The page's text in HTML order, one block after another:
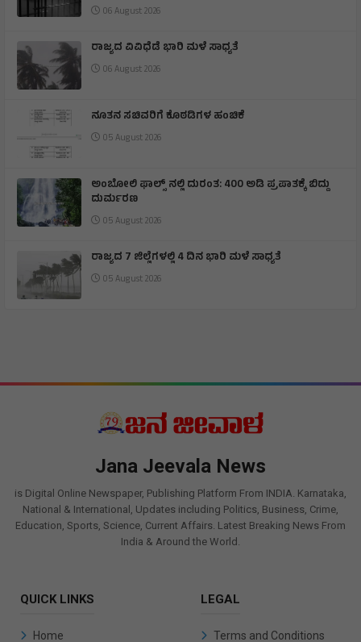
06 August 2026
ರಾಜ್ಯದ ವಿವಿಧೆಡೆ ಭಾರಿ ಮಳೆ ಸಾಧ್ಯತೆ
06 August 2026
ನೂತನ ಸಚಿವರಿಗೆ ಕೊಠಡಿಗಳ ಹಂಚಿಕೆ
05 August 2026
ಅಂಬೋಲಿ ಫಾಲ್ಸ್ ನಲ್ಲಿ ದುರಂತ: 400 ಅಡಿ ಪ್ರಪಾತಕ್ಕೆ ಬಿದ್ದು
ದುರ್ಮರಣ
05 August 2026
ರಾಜ್ಯದ 7 ಜಿಲ್ಲೆಗಳಲ್ಲಿ 4 ದಿನ ಭಾರಿ ಮಳೆ ಸಾಧ್ಯತೆ
05 August 2026
Jana Jeevala News
is Digital Online Newspaper, Publishing Platform From INDIA. Karnataka,
National & International, Updates including Politics, Business, Crime,
Education, Sports, Science, Current Affairs. Latest Breaking News From
India & Around the World.
QUICK LINKS
Home
LEGAL
Terms and Conditions